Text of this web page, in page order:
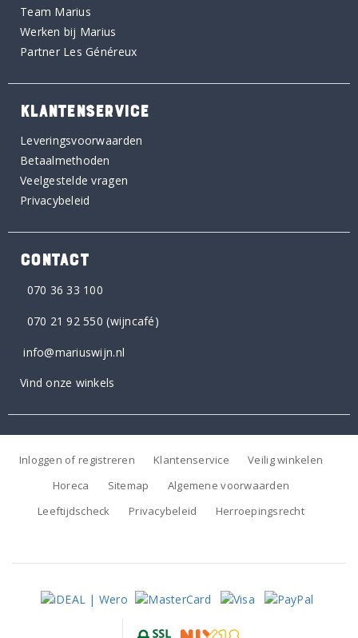
Team Marius
Werken bij Marius
Partner Les Généreux
KLANTENSERVICE
Leveringsvoorwaarden
Betaalmethoden
Veelgestelde vragen
Privacybeleid
CONTACT
070 36 33 100
070 21 92 550 (wijncafé)
info@mariuswijn.nl
Vind onze winkels
Inloggen of registreren Klantenservice
Veilig winkelen
Horeca
Sitemap
Algemene voorwaarden
Leeftijdscheck
Privacybeleid Herroepingsrecht